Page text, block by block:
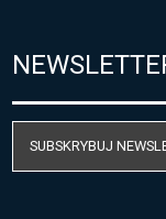
SUBSKRYBUJ